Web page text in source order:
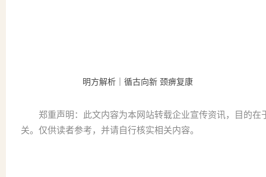
明方解析｜循古向新 颈痹复康
郑重声明：此文内容为本网站转载企业宣传资讯，目的在
关。仅供读者参考，并请自行核实相关内容。